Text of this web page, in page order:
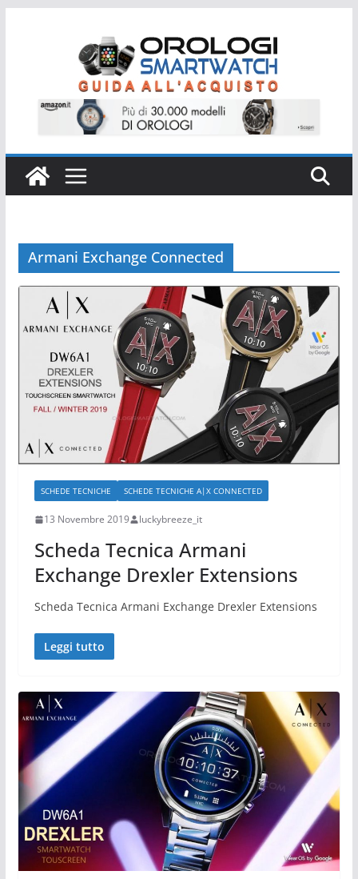
Armani Exchange Connected
SCHEDE TECNICHE SCHEDE TECNICHE A|X CONNECTED
13 Novembre 2019 luckybreeze_it
Scheda Tecnica Armani
Exchange Drexler Extensions
Scheda Tecnica Armani Exchange Drexler Extensions
Leggi tutto